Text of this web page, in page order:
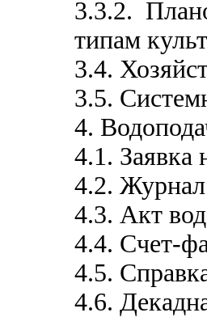
3.3.2.
типам
3.4.
3.5.
4.
4.1. Заявка
4.2.
4.3. Акт
4.4. Счет-
4.5.
4.6.